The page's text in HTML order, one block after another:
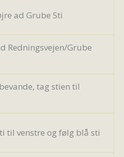
ad Grube Sti
Redningsvejen/Grube
tag stien til
til venstre og følg blå sti